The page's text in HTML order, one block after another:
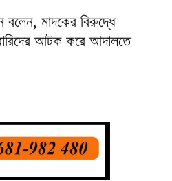
বলেন, মাদকের বিরুদ্ধে
আটক করে আদালতে